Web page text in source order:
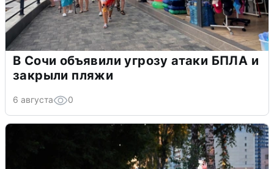
В Сочи объявили угрозу атаки БПЛА и
закрыли пляжи
6 августа 0